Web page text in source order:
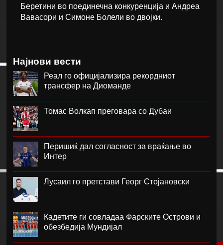
Беретини во поединечна конкуренција и Андреа
Вавасори и Симоне Болели во двојки.
Најнови вести
Реал го официјализира рекордниот
трансфер на Диоманде
Томас Волкап преговара со Дубаи
Перишиќ дал согласност за враќање во
Интер
Лусаил го претстави Георг Стојановски
Кадетите ги совладаа Фарските Острови и
обезбедија Мундијал